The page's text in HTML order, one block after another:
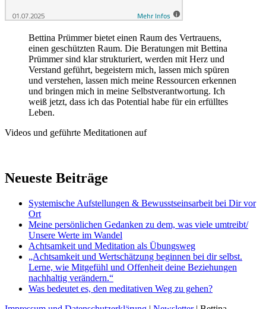
Bettina Prümmer bietet einen Raum des Vertrauens,
einen geschützten Raum. Die Beratungen mit Bettina
Prümmer sind klar strukturiert, werden mit Herz und
Verstand geführt, begeistern mich, lassen mich spüren
und verstehen, lassen mich meine Ressourcen erkennen
und bringen mich in meine Selbstverantwortung. Ich
weiß jetzt, dass ich das Potential habe für ein erfülltes
Leben.
Videos und geführte Meditationen auf
Neueste Beiträge
Systemische Aufstellungen & Bewusstseinsarbeit bei Dir vor
Ort
Meine persönlichen Gedanken zu dem, was viele umtreibt/
Unsere Werte im Wandel
Achtsamkeit und Meditation als Übungsweg
„Achtsamkeit und Wertschätzung beginnen bei dir selbst.
Lerne, wie Mitgefühl und Offenheit deine Beziehungen
nachhaltig verändern.“
Was bedeutet es, den meditativen Weg zu gehen?